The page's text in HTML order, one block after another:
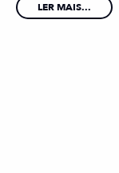
LER MAIS...